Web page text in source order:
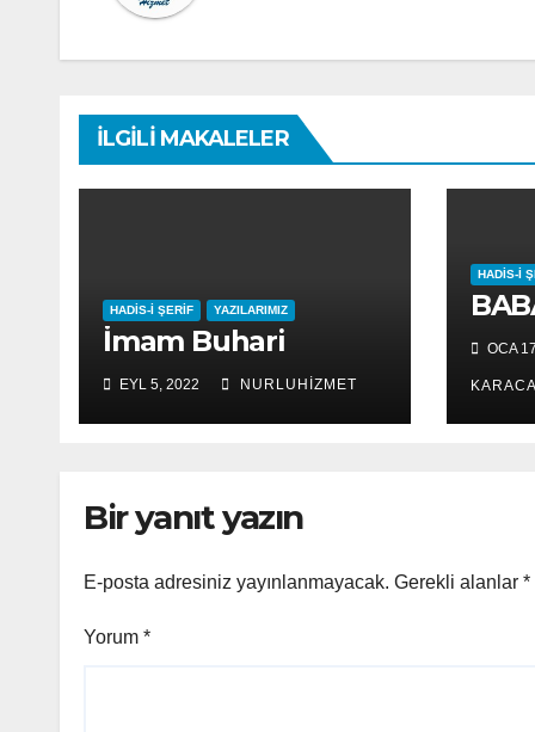
İLGILI MAKALELER
HADIS-I ŞERIF YAZILARIMIZ
İmam Buhari
EYL 5, 2022 NURLUHIZMET
HADIS-I
OCA
Bir yanıt yazın
E-posta adresiniz yayınlanmayacak. Gerekli alanlar *
Yorum *